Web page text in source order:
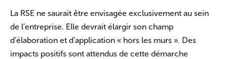
La RSE ne saurait être envisagée exclusivement au sein
de l’entreprise. Elle devrait élargir son champ
d’élaboration et d’application « hors les murs ». Des
impacts positifs sont attendus de cette démarche